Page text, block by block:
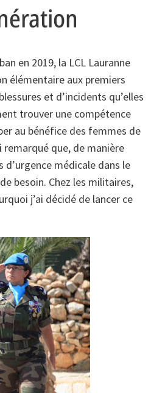
en 2019, la LCL Lauranne
élémentaire aux premiers
et d’incidents qu’elles
trouver une compétence
au bénéfice des femmes de
remarqué que, de manière
médicale dans le
besoin. Chez les militaires,
j’ai décidé de lancer ce